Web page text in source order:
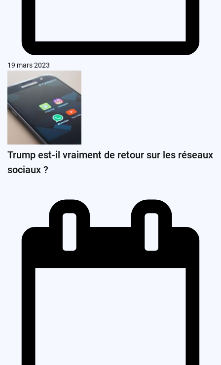
19 mars 2023
Trump est-il vraiment de retour sur les réseaux
sociaux ?